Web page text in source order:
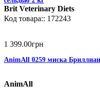
Brit Veterinary Diets
172243
1 399.00грн
AnimAll 0259 миска
AnimAll